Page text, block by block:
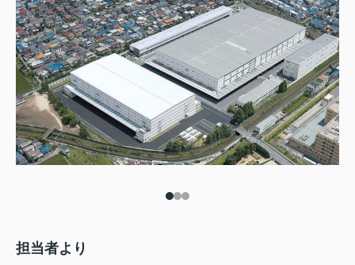
担当者より